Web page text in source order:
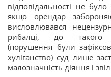
відповідальності не
якщо орендар
висловлювався
рибалці, до такого
(порушення були
хуліганство) суд лише
малозначність діяння і